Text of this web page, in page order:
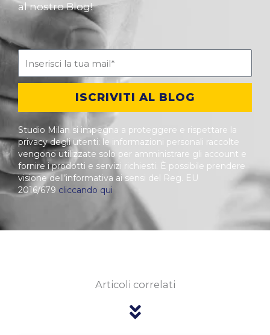
al nostro Blog!
ISCRIVITI AL BLOG
Studio Milan si impegna a proteggere e rispettare la
privacy degli utenti: le informazioni personali raccolte
vengono utilizzate solo per amministrare gli account e
fornire i prodotti e servizi richiesti. È possibile prendere
visione dell’informativa ai sensi del Reg. EU
2016/679 cliccando qui
Articoli correlati